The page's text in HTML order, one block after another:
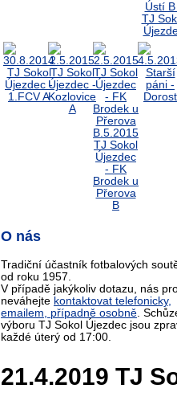
O nás
Tradiční účastník fotbalových
od roku 1957.
V případě jakýkoliv dotazu, nás
neváhejte kontaktovat telefonicky,
emailem, případně osobně.
výboru TJ Sokol Újezdec jsou
každé úterý od 17:00.
21.4.2019 TJ